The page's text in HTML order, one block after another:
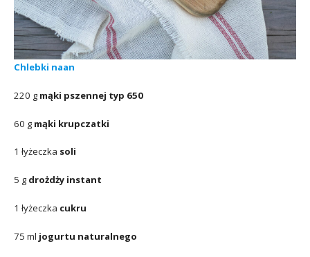
Chlebki naan
220 g mąki pszennej typ 650
60 g mąki krupczatki
1 łyżeczka soli
5 g drożdży instant
1 łyżeczka cukru
75 ml jogurtu naturalnego